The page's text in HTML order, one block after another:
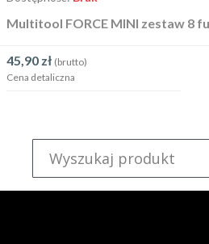
Multitool FORCE MINI zestaw 8
45,90 zł (brutto)
Cena detaliczna